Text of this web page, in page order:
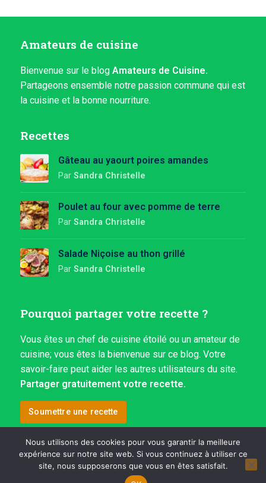
Amateurs de cuisine
Bienvenue sur le blog Amateurs de Cuisine.
Partageons ensemble notre passion commune qui est
la cuisine et la bonne nourriture.
Recettes
Gâteau au yaourt poires amandes
Par Sandra Christelle
Poulet au four avec pomme de terre
Par Sandra Christelle
Salade Niçoise au thon grillé
Par Sandra Christelle
Pourquoi partager votre recette ?
Vous êtes un chef de cuisine étoilé ou un amateur de
cuisine; vous êtes la bienvenue sur ce blog. Votre
savoir-faire peut aider les autres utilisateurs du site.
Partager gratuitement votre recette.
Soumettre une recette
Yeb Digital Consulting
Nous utilisons des cookies pour vous garantir la meilleure
expérience sur notre site web. Si vous continuez à utiliser ce
site, nous supposerons que vous en êtes satisfait.